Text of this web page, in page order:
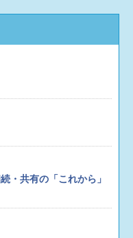
・共有の「これから」